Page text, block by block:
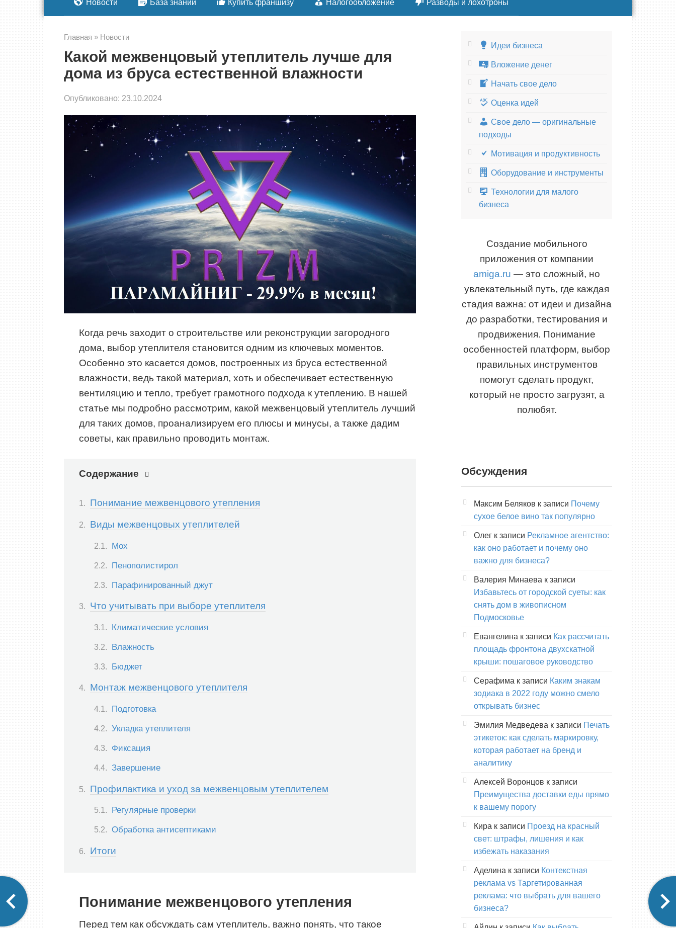
Новости База знаний Купить франшизу Налогообложение Разводы и лохотроны
Главная » Новости
Какой межвенцовый утеплитель лучше для
дома из бруса естественной влажности
Опубликовано: 23.10.2024
Когда речь заходит о строительстве или реконструкции загородного
дома, выбор утеплителя становится одним из ключевых моментов.
Особенно это касается домов, построенных из бруса естественной
влажности, ведь такой материал, хоть и обеспечивает естественную
вентиляцию и тепло, требует грамотного подхода к утеплению. В нашей
статье мы подробно рассмотрим, какой межвенцовый утеплитель лучший
для таких домов, проанализируем его плюсы и минусы, а также дадим
советы, как правильно проводить монтаж.
Содержание
Понимание межвенцового утепления
Виды межвенцовых утеплителей
Мох
Пенополистирол
Парафинированный джут
Что учитывать при выборе утеплителя
Климатические условия
Влажность
Бюджет
Монтаж межвенцового утеплителя
Подготовка
Укладка утеплителя
Фиксация
Завершение
Профилактика и уход за межвенцовым утеплителем
Регулярные проверки
Обработка антисептиками
Итоги
Понимание межвенцового утепления
Перед тем как обсуждать сам утеплитель, важно понять, что такое
Идеи бизнеса
Вложение денег
Начать свое дело
Оценка идей
Свое дело — оригинальные
подходы
Мотивация и продуктивность
Оборудование и инструменты
Технологии для малого
бизнеса
Создание мобильного
приложения от компании
amiga.ru — это сложный, но
увлекательный путь, где каждая
стадия важна: от идеи и дизайна
до разработки, тестирования и
продвижения. Понимание
особенностей платформ, выбор
правильных инструментов
помогут сделать продукт,
который не просто загрузят, а
полюбят.
Обсуждения
Максим Беляков к записи Почему
сухое белое вино так популярно
Олег к записи Рекламное агентство:
как оно работает и почему оно
важно для бизнеса?
Валерия Минаева к записи
Избавьтесь от городской суеты: как
снять дом в живописном
Подмосковье
Евангелина к записи Как рассчитать
площадь фронтона двухскатной
крыши: пошаговое руководство
Серафима к записи Каким знакам
зодиака в 2022 году можно смело
открывать бизнес
Эмилия Медведева к записи Печать
этикеток: как сделать маркировку,
которая работает на бренд и
аналитику
Алексей Воронцов к записи
Преимущества доставки еды прямо
к вашему порогу
Кира к записи Проезд на красный
свет: штрафы, лишения и как
избежать наказания
Аделина к записи Контекстная
реклама vs Таргетированная
реклама: что выбрать для вашего
бизнеса?